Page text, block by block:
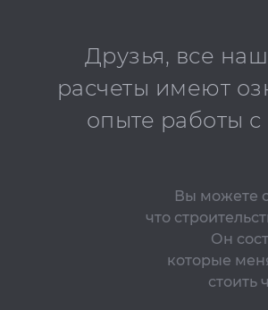
Друзья, все
расчеты имеют
опыте работы
Вы можете
что
Он
которые
стоить